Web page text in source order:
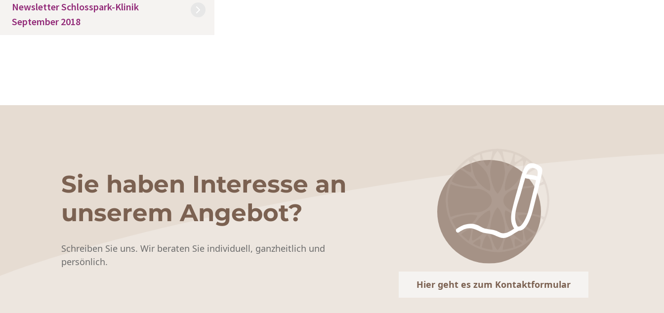
Newsletter Schlosspark-Klinik
September 2018
Sie haben Interesse an
unserem Angebot?
Schreiben Sie uns. Wir beraten Sie individuell, ganzheitlich und
persönlich.
Hier geht es zum Kontaktformular